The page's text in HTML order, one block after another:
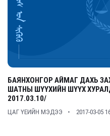
БАЯНХОНГОР АЙМАГ ДАХЬ
ШАТНЫ ШҮҮХИЙН ШҮҮХ
2017.03.10/
ЦАГ ҮЕИЙН МЭДЭЭ 2017-03-05